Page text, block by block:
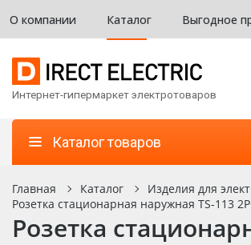
О компании Каталог Выгодное
Интернет-гипермаркет электротоваров
Каталог товаров
Главная Каталог Изделия для
Розетка стационарная наружная TS-113
Розетка